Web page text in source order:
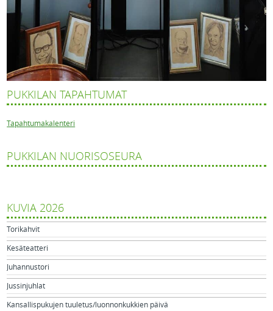
PUKKILAN TAPAHTUMAT
Tapahtumakalenteri
PUKKILAN NUORISOSEURA
KUVIA 2026
Torikahvit
Kesäteatteri
Juhannustori
Jussinjuhlat
Kansallispukujen tuuletus/luonnonkukkien päivä